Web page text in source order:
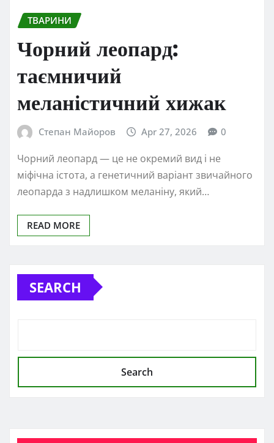
ТВАРИНИ
Чорний леопард:
таємничий
меланістичний хижак
Степан Майоров Apr 27, 2026 0
Чорний леопард — це не окремий вид і не
міфічна істота, а генетичний варіант звичайного
леопарда з надлишком меланіну, який…
READ MORE
SEARCH
Search